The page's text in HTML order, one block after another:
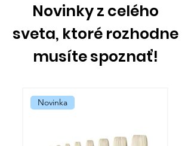
Novinky z celého
sveta, ktoré rozhodne
musíte spoznať!
Novinka